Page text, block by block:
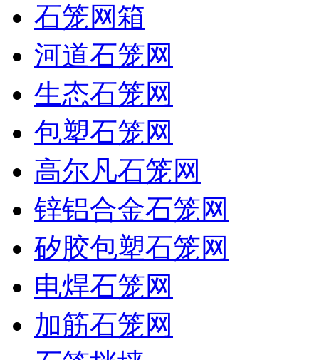
石笼网箱
河道石笼网
生态石笼网
包塑石笼网
高尔凡石笼网
锌铝合金石笼网
矽胶包塑石笼网
电焊石笼网
加筋石笼网